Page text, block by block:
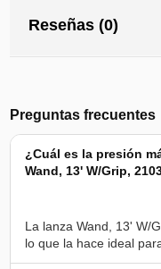
Reseñas (0)
Preguntas frecuentes
¿Cuál es la presión
Wand, 13' W/Grip,
La lanza Wand, 13' W/